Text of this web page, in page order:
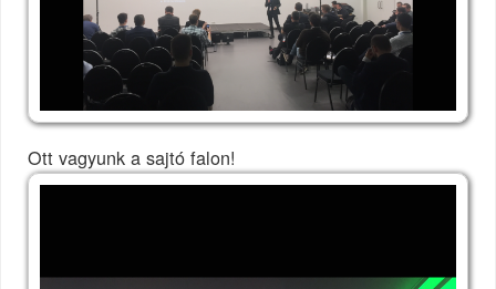
Ott vagyunk a sajtó falon!